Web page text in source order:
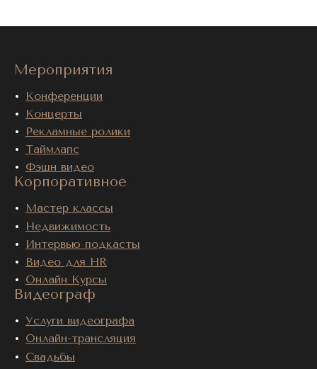
Мероприятия
Конференции
Концерты
Рекламные ролики
Таймлапс
Фэшн видео
Корпоративное
Мастер классы
Недвижимость
Интервью подкасты
Видео для HR
Онлайн Курсы
Видеограф
Услуги видеографа
Онлайн-трансляция
Свадьбы